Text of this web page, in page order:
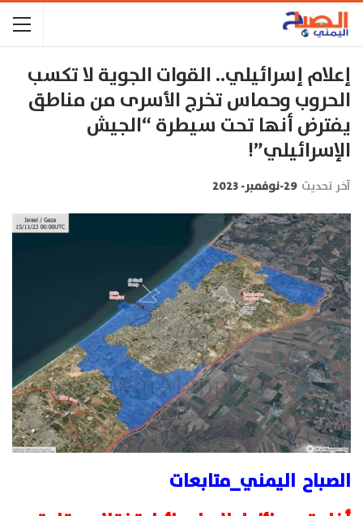
إعلام إسرائيلي.. القوات الجوية لا تكسب
الحروب وحماس تخرج الأسرى من مناطق
يفترض أنها تحت سيطرة “الجيش
الإسرائيلي”!
آخر تحديث 29-نوفمبر- 2023
الصباح اليمني_متابعات